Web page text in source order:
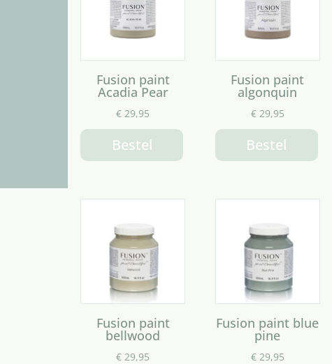
Fusion paint
Acadia Pear
€ 29,95
Bestel
Fusion paint
algonquin
€29,95
Bestel
Fusion paint
bellwood
€ 29,95
Fusion paint blue
pine
€29,95